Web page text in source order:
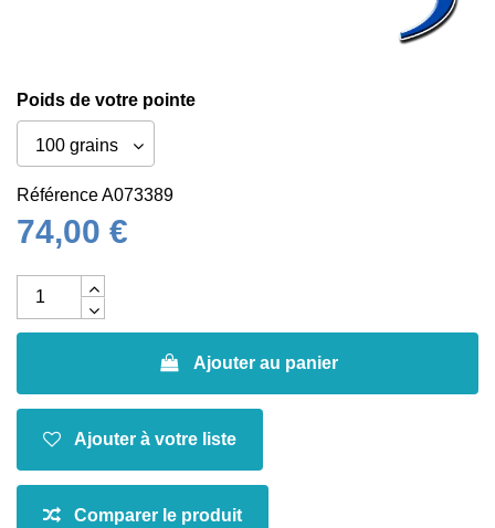
Poids de votre pointe
RéférenceA073389
74,00 €
Ajouter au panier